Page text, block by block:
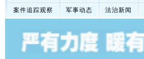
案件追踪观察 军事动态 法治新闻